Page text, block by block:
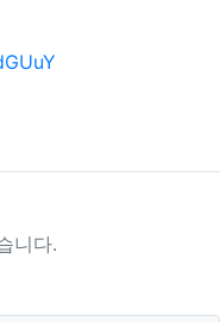
니다.